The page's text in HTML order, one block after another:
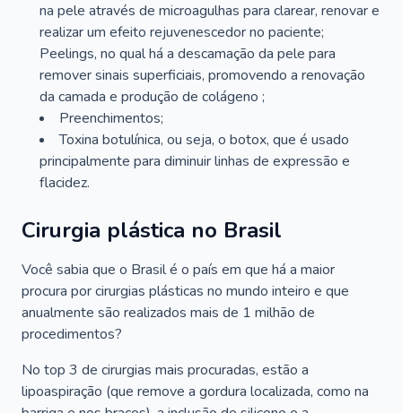
na pele através de microagulhas para clarear, renovar e
realizar um efeito rejuvenescedor no paciente;
Peelings, no qual há a descamação da pele para
remover sinais superficiais, promovendo a renovação
da camada e produção de colágeno ;
Preenchimentos;
Toxina botulínica, ou seja, o botox, que é usado
principalmente para diminuir linhas de expressão e
flacidez.
Cirurgia plástica no Brasil
Você sabia que o Brasil é o país em que há a maior
procura por cirurgias plásticas no mundo inteiro e que
anualmente são realizados mais de 1 milhão de
procedimentos?
No top 3 de cirurgias mais procuradas, estão a
lipoaspiração (que remove a gordura localizada, como na